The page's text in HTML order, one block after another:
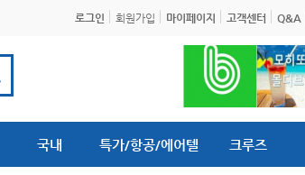
로그인 회원가입 마이페이지 고객센터 Q&A
국내 특가/항공/에어텔 크루즈